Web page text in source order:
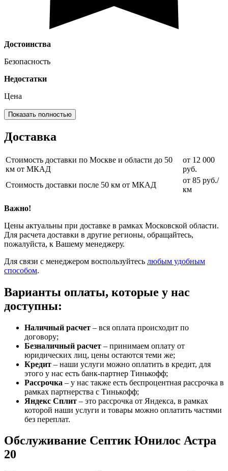
Достоинства
Безопасность
Недостатки
Цена
Показать полностью
Доставка
Стоимость доставки по Москве и области до 50
км от МКАД
от 12 000
руб.
Стоимость доставки после 50 км от МКАД
от 85 руб./
км
Важно!
Цены актуальны при доставке в рамках Московской области.
Для расчета доставки в другие регионы, обращайтесь,
пожалуйста, к Вашему менеджеру.
Для связи с менеджером воспользуйтесь любым удобным
способом.
Варианты оплаты, которые у нас
доступны:
Наличный расчет – вся оплата происходит по
договору;
Безналичный расчет – принимаем оплату от
юридических лиц, цены остаются теми же;
Кредит – наши услуги можно оплатить в кредит, для
этого у нас есть банк-партнер Тинькофф;
Рассрочка – у нас также есть беспроцентная рассрочка в
рамках партнерства с Тинькофф;
Яндекс Сплит – это рассрочка от Яндекса, в рамках
которой наши услуги и товары можно оплатить частями
без переплат.
Обслуживание Септик Юнилос Астра
20